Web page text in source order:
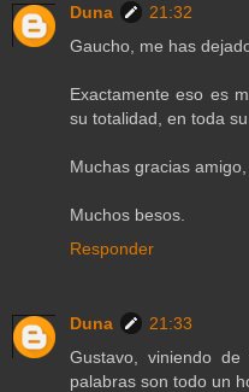
Duna
21:32
Gaucho, me has
Exactamente eso es
su totalidad, en toda
Muchas gracias
Muchos besos.
Responder
Duna
21:33
Gustavo, viniendo
palabras son todo un